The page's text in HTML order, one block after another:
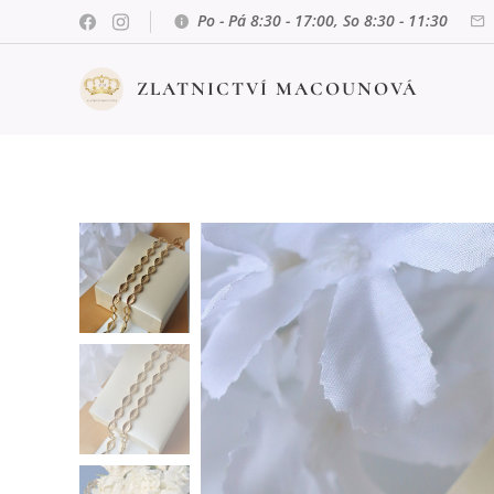
Po - Pá 8:30 - 17:00, So 8:30 - 11:30
ZLATNICTVÍ MACOUNOVÁ